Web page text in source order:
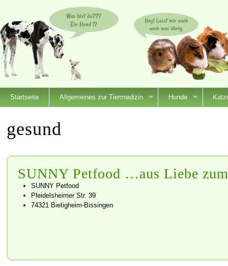
Startseite Allgemeines zur Tiermedizin Hunde
gesund
SUNNY Petfood …aus Liebe
SUNNY Petfood
Pleidelsheimer Str. 39
74321 Bietigheim-Bissingen